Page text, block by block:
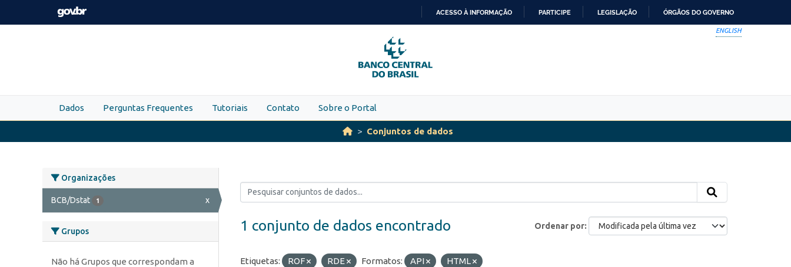
Skip to main content
PARA
O
CONTEÚDO
ACESSO À INFORMAÇÃO PARTICIPE LEGISLAÇÃO ÓRGÃOS DO GOVERNO
ENGLISH
Dados Perguntas Frequentes Tutoriais Contato Sobre o Portal
Conjuntos de dados
Organizações
BCB/Dstat 1 x
Grupos
Não há Grupos que correspondam a
Ordenar por
1 conjunto de dados encontrado
Etiquetas: ROF RDE Formatos: API
HTML